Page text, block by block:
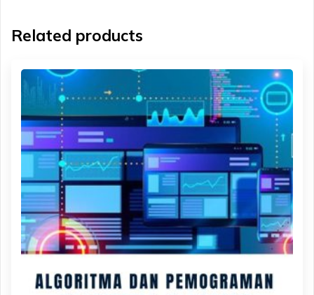
Related products